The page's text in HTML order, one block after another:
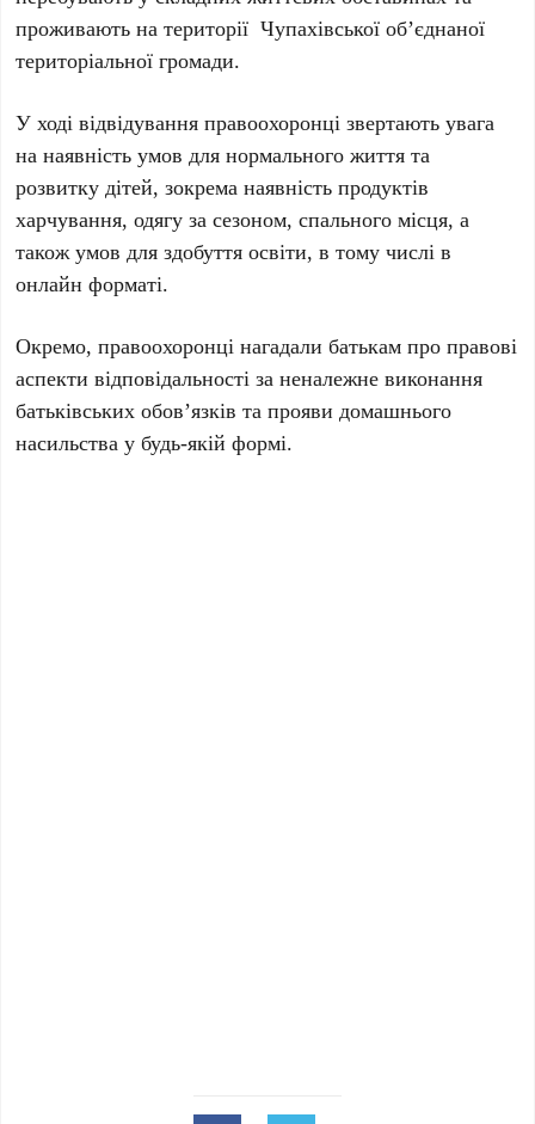
проживають на території Чупахівської об’єднаної
територіальної громади.
У ході відвідування правоохоронці звертають увага
на наявність умов для нормального життя та
розвитку дітей, зокрема наявність продуктів
харчування, одягу за сезоном, спального місця, а
також умов для здобуття освіти, в тому числі в
онлайн форматі.
Окремо, правоохоронці нагадали батькам про правові
аспекти відповідальності за неналежне виконання
батьківських обов’язків та прояви домашнього
насильства у будь-якій формі.